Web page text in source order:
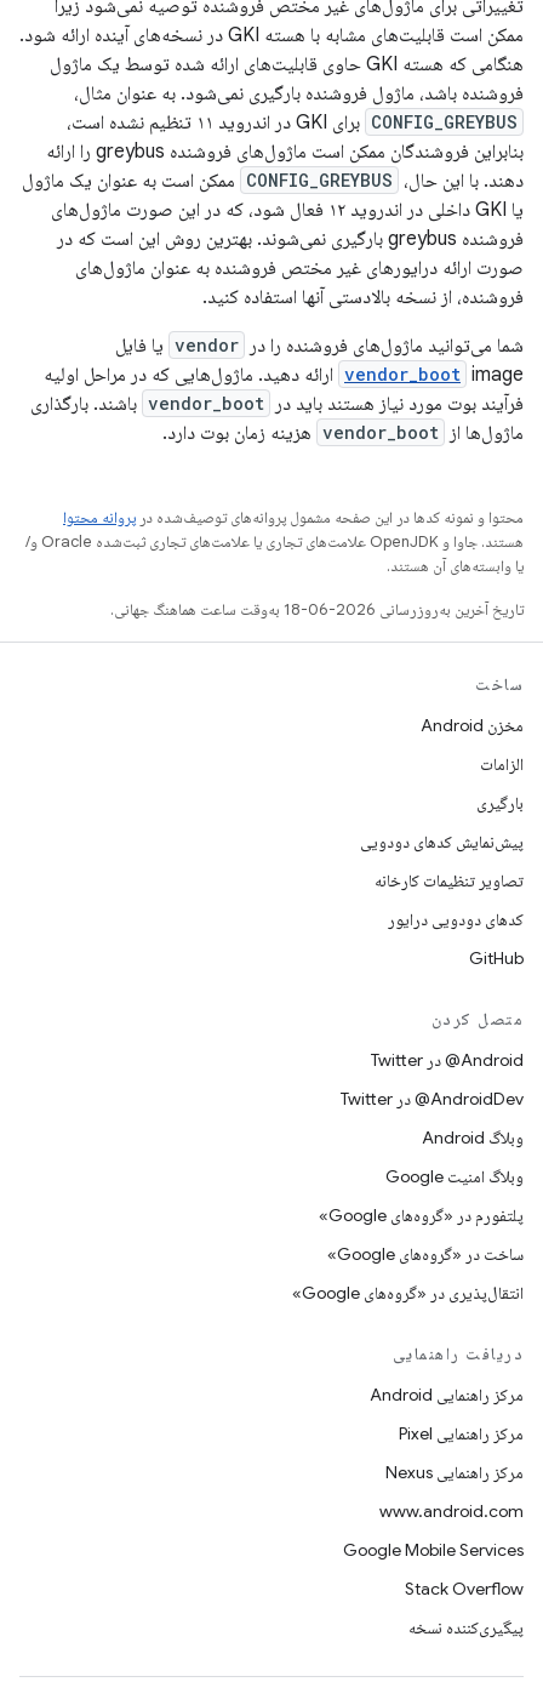
تغییراتی برای ماژول‌های غیر مختص فروشنده توصیه نمی‌شود زیرا
ممکن است قابلیت‌های مشابه با هسته GKI در نسخه‌های آینده ارائه شود.
هنگامی که هسته GKI حاوی قابلیت‌های ارائه شده توسط یک ماژول
فروشنده باشد، ماژول فروشنده بارگیری نمی‌شود. به عنوان مثال،
CONFIG_GREYBUS
برای GKI در اندروید ۱۱ تنظیم نشده است،
بنابراین فروشندگان ممکن است ماژول‌های فروشنده greybus را ارائه
دهند. با این حال، CONFIG_GREYBUS ممکن است به عنوان یک ماژول
یا GKI داخلی در اندروید ۱۲ فعال شود، که در این صورت ماژول‌های
فروشنده greybus بارگیری نمی‌شوند. بهترین روش این است که در
صورت ارائه درایورهای غیر مختص فروشنده به عنوان ماژول‌های
فروشنده، از نسخه بالادستی آنها استفاده کنید.
شما می‌توانید ماژول‌های فروشنده را در
vendor یا فایل
vendor_boot image ارائه دهید. ماژول‌هایی که در مراحل اولیه
فرآیند بوت مورد نیاز هستند باید در
vendor_boot باشند. بارگذاری
ماژول‌ها از vendor_boot هزینه زمان بوت دارد.
محتوا و نمونه کدها در این صفحه مشمول پروانه‌های توصیف‌شده در پروانه محتوا
هستند. جاوا و OpenJDK علامت‌های تجاری یا علامت‌های تجاری ثبت‌شده Oracle و/
یا وابسته‌های آن هستند.
تاریخ آخرین به‌روزرسانی 2026-06-18 به‌وقت ساعت هماهنگ جهانی.
ساخت
مخزن Android
الزامات
بارگیری
پیش‌نمایش کدهای دودویی
تصاویر تنظیمات کارخانه
کدهای دودویی درایور
GitHub
متصل کردن
Android@ در Twitter
AndroidDev@ در Twitter
وبلاگ Android
وبلاگ امنیت Google
پلتفورم در «گروه‌های Google»
ساخت در «گروه‌های Google»
انتقال‌پذیری در «گروه‌های Google»
دریافت راهنمایی
مرکز راهنمایی Android
مرکز راهنمایی Pixel
مرکز راهنمایی Nexus
www.android.com
Google Mobile Services
Stack Overflow
پیگیری‌کننده نسخه